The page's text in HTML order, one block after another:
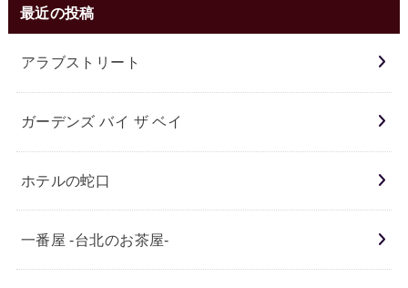
最近の投稿
アラブストリート
ガーデンズ バイ ザ ベイ
ホテルの蛇口
一番屋 -台北のお茶屋-